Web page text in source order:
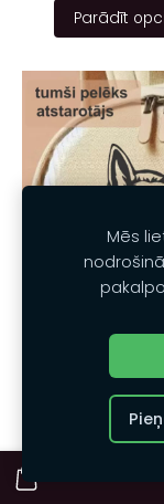
Parādīt
atstarotājs
"vācu aitu
€2.00
Mēs